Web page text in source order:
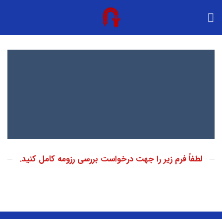
لطفاً فرم زیر را جهت درخواست بررسی رزومه کامل کنید.